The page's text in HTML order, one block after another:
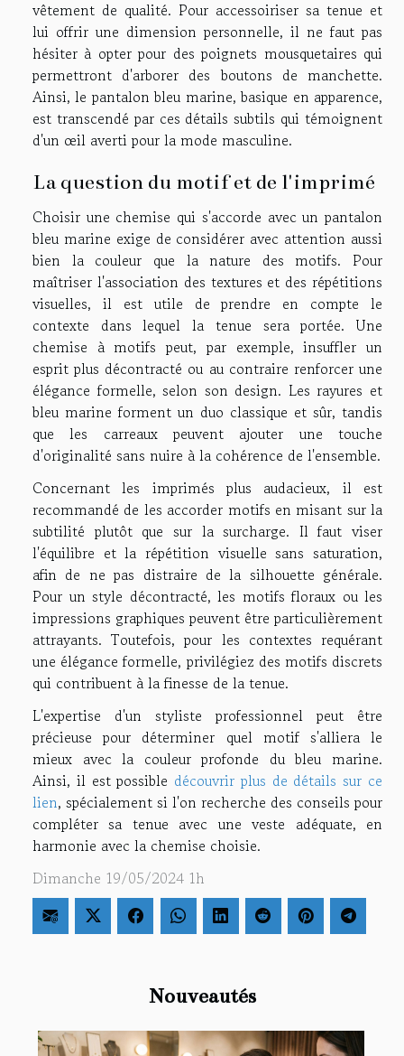
Nouveautés
vêtement de qualité. Pour accessoiriser sa tenue et
lui offrir une dimension personnelle, il ne faut pas
hésiter à opter pour des poignets mousquetaires qui
permettront d'arborer des boutons de manchette.
Ainsi, le pantalon bleu marine, basique en apparence,
est transcendé par ces détails subtils qui témoignent
d'un œil averti pour la mode masculine.
La question du motif et de l'imprimé
Choisir une chemise qui s'accorde avec un pantalon
bleu marine exige de considérer avec attention aussi
bien la couleur que la nature des motifs. Pour
maîtriser l'association des textures et des répétitions
visuelles, il est utile de prendre en compte le
contexte dans lequel la tenue sera portée. Une
chemise à motifs peut, par exemple, insuffler un
esprit plus décontracté ou au contraire renforcer une
élégance formelle, selon son design. Les rayures et
bleu marine forment un duo classique et sûr, tandis
que les carreaux peuvent ajouter une touche
d'originalité sans nuire à la cohérence de l'ensemble.
Concernant les imprimés plus audacieux, il est
recommandé de les accorder motifs en misant sur la
subtilité plutôt que sur la surcharge. Il faut viser
l'équilibre et la répétition visuelle sans saturation,
afin de ne pas distraire de la silhouette générale.
Pour un style décontracté, les motifs floraux ou les
impressions graphiques peuvent être particulièrement
attrayants. Toutefois, pour les contextes requérant
une élégance formelle, privilégiez des motifs discrets
qui contribuent à la finesse de la tenue.
L'expertise d'un styliste professionnel peut être
précieuse pour déterminer quel motif s'alliera le
mieux avec la couleur profonde du bleu marine.
Ainsi, il est possible découvrir plus de détails sur ce
lien, spécialement si l'on recherche des conseils pour
compléter sa tenue avec une veste adéquate, en
harmonie avec la chemise choisie.
Dimanche 19/05/2024 1h